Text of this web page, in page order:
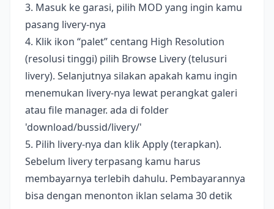
3. Masuk ke garasi, pilih MOD yang ingin kamu
pasang livery-nya
4. Klik ikon “palet” centang High Resolution
(resolusi tinggi) pilih Browse Livery (telusuri
livery). Selanjutnya silakan apakah kamu ingin
menemukan livery-nya lewat perangkat galeri
atau file manager. ada di folder
'download/bussid/livery/'
5. Pilih livery-nya dan klik Apply (terapkan).
Sebelum livery terpasang kamu harus
membayarnya terlebih dahulu. Pembayarannya
bisa dengan menonton iklan selama 30 detik